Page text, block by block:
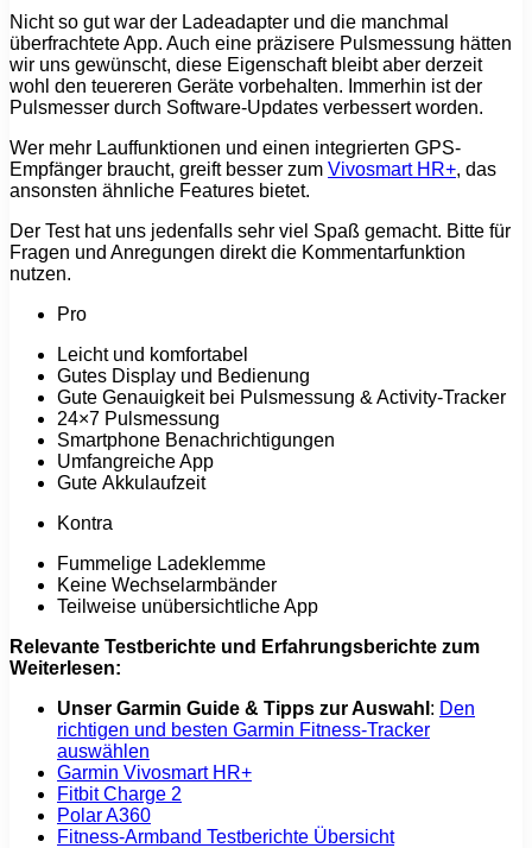
Nicht so gut war der Ladeadapter und die manchmal
überfrachtete App. Auch eine präzisere Pulsmessung hätten
wir uns gewünscht, diese Eigenschaft bleibt aber derzeit
wohl den teuereren Geräte vorbehalten. Immerhin ist der
Pulsmesser durch Software-Updates verbessert worden.
Wer mehr Lauffunktionen und einen integrierten GPS-
Empfänger braucht, greift besser zum Vivosmart HR+, das
ansonsten ähnliche Features bietet.
Der Test hat uns jedenfalls sehr viel Spaß gemacht. Bitte für
Fragen und Anregungen direkt die Kommentarfunktion
nutzen.
Pro
Leicht und komfortabel
Gutes Display und Bedienung
Gute Genauigkeit bei Pulsmessung & Activity-Tracker
24×7 Pulsmessung
Smartphone Benachrichtigungen
Umfangreiche App
Gute Akkulaufzeit
Kontra
Fummelige Ladeklemme
Keine Wechselarmbänder
Teilweise unübersichtliche App
Relevante Testberichte und Erfahrungsberichte zum
Weiterlesen:
Unser Garmin Guide & Tipps zur Auswahl : Den
richtigen und besten Garmin Fitness-Tracker
auswählen
Garmin Vivosmart HR+
Fitbit Charge 2
Polar A360
Fitness-Armband Testberichte Übersicht